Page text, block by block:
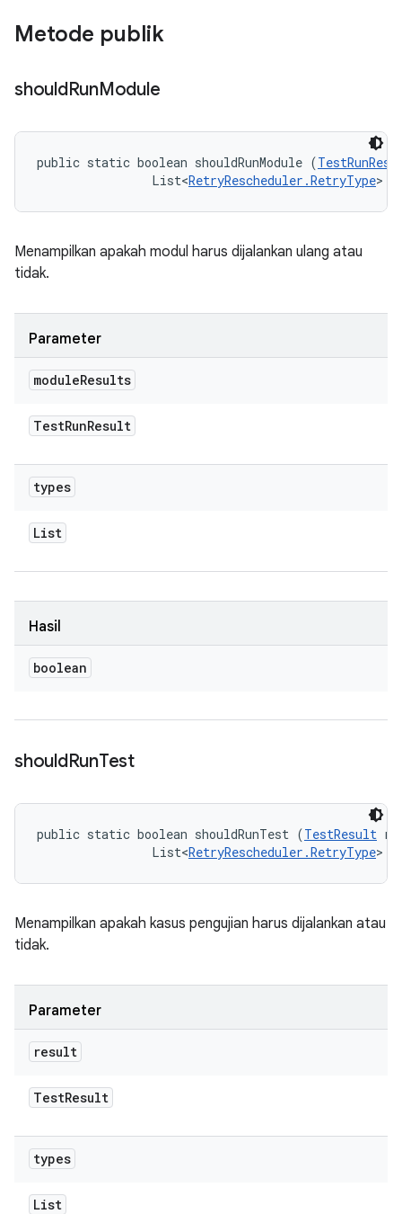
Metode publik
shouldRunModule
public static boolean shouldRunModule (
                List<
RetryRescheduler.RetryType>
Menampilkan apakah modul harus dijalankan ulang atau
tidak.
Parameter
moduleResults
TestRunResult
types
List
Hasil
boolean
shouldRunTest
public static boolean shouldRunTest (TestResult
                List<
RetryRescheduler.RetryType>
Menampilkan apakah kasus pengujian harus dijalankan atau
tidak.
Parameter
result
TestResult
types
List